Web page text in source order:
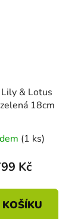
& Lotus
18cm
(1 ks)
Kč